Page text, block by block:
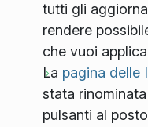
tutti gli
rendere
che vuoi
La pagina delle
stata
pulsanti al